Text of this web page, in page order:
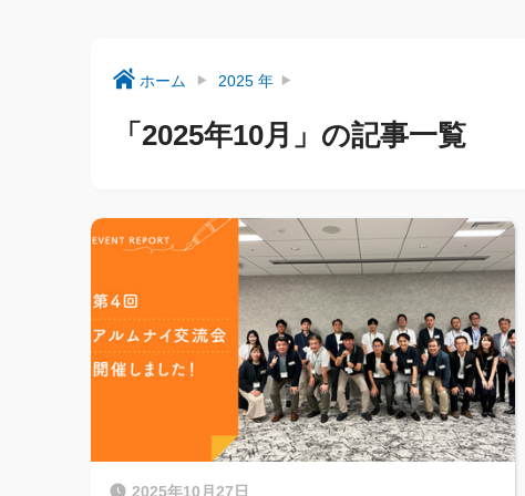
ホーム 2025 年
「2025年10月」の記事一覧
2025年10月27日